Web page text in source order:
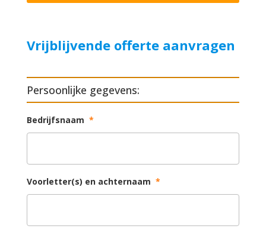
Vrijblijvende offerte aanvragen
Persoonlijke gegevens:
Bedrijfsnaam *
Voorletter(s) en achternaam *